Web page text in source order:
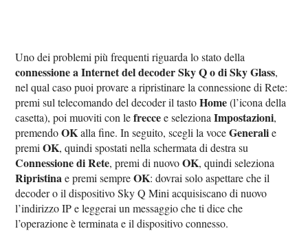
Uno dei problemi più frequenti riguarda lo stato della
connessione a Internet del decoder Sky Q o di Sky Glass,
nel qual caso puoi provare a ripristinare la connessione di Rete:
premi sul telecomando del decoder il tastoHome(l’icona della
casetta), poi muoviti con lefreccee selezionaImpostazioni,
premendoOKalla fine. In seguito, scegli la voceGeneralie
premiOK, quindi spostati nella schermata di destra su
Connessione di Rete, premi di nuovoOK, quindi seleziona
Ripristinae premi sempreOK: dovrai solo aspettare che il
decoder o il dispositivo Sky Q Mini acquisiscano di nuovo
l’indirizzo IP e leggerai un messaggio che ti dice che
l’operazione è terminata e il dispositivo connesso.